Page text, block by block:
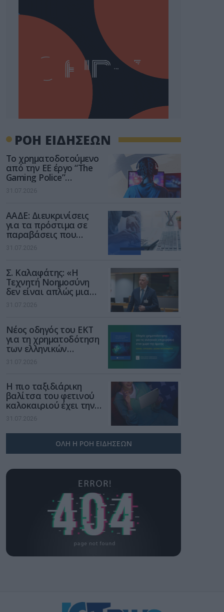
ΡΟΗ ΕΙΔΗΣΕΩΝ
Το χρηματοδοτούμενο
από την ΕΕ έργο “The
Gaming Police”
ενισχύει την ασφάλεια
των παιδιών στο
31.07.2026
ΑΑΔΕ: Διευκρινίσεις
για τα πρόστιμα σε
παραβάσεις που
αφορούν τους ΦΗΜ
31.07.2026
Σ. Καλαφάτης: «Η
Τεχνητή Νοημοσύνη
δεν είναι απλώς μια
νέα τεχνολογία, είναι
μια νέα βιομηχανική
31.07.2026
Νέος οδηγός του ΕΚΤ
για τη χρηματοδότηση
των ελληνικών
επιχειρήσεων στον
χώρο της άμυνας
31.07.2026
Η πιο ταξιδιάρικη
βαλίτσα του φετινού
καλοκαιριού έχει την
υπογραφή της Xiaomi
31.07.2026
ΟΛΗ Η ΡΟΗ ΕΙΔΗΣΕΩΝ